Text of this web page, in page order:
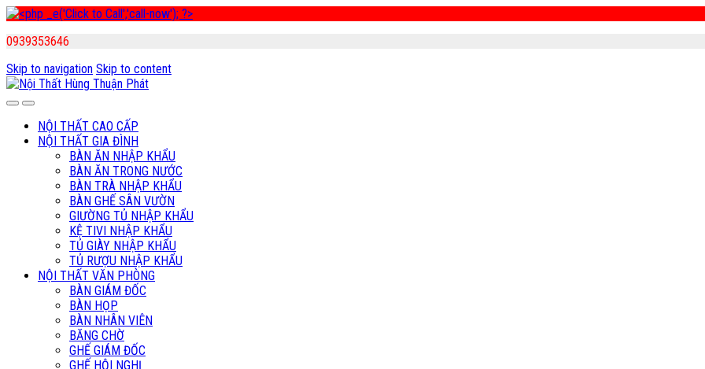
0939353646
Skip to navigation Skip to content
NỘI THẤT CAO CẤP
NỘI THẤT GIA ĐÌNH
BÀN ĂN NHẬP KHẨU
BÀN ĂN TRONG NƯỚC
BÀN TRÀ NHẬP KHẨU
BÀN GHẾ SÂN VƯỜN
GIƯỜNG TỦ NHẬP KHẨU
KỆ TIVI NHẬP KHẨU
TỦ GIÀY NHẬP KHẨU
TỦ RƯỢU NHẬP KHẨU
NỘI THẤT VĂN PHÒNG
BÀN GIÁM ĐỐC
BÀN HỌP
BÀN NHÂN VIÊN
BĂNG CHỜ
GHẾ GIÁM ĐỐC
GHẾ HỘI NGHỊ